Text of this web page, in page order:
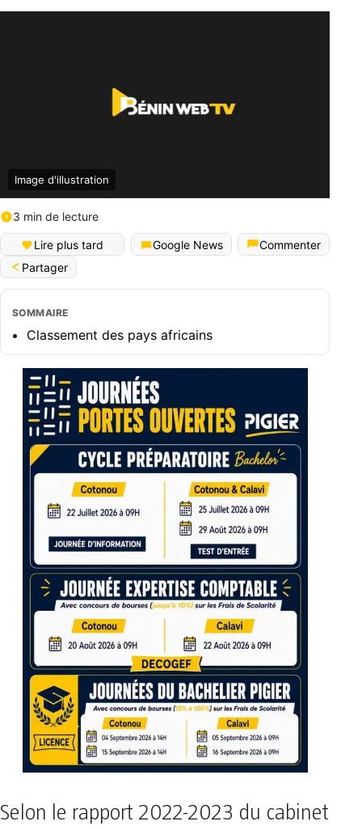
Image d'illustration
3 min de lecture
Lire plus tard Google News
Commenter
Partager
SOMMAIRE
Classement des pays africains
Selon le rapport 2022-2023 du cabinet